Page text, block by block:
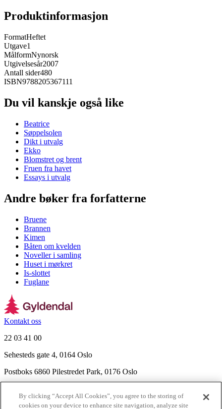
Produktinformasjon
FormatHeftet
Utgave1
MålformNynorsk
Utgivelsesår2007
Antall sider480
ISBN9788205367111
Du vil kanskje også like
Beatrice
Søppelsolen
Dikt i utvalg
Ekko
Blomstret og brent
Fruen fra havet
Essays i utvalg
Andre bøker fra forfatterne
Bruene
Brannen
Kimen
Båten om kvelden
Noveller i samling
Huset i mørkret
Is-slottet
Fuglane
Kontakt oss
22 03 41 00
Sehesteds gate 4, 0164 Oslo
Postboks 6860 Pilestredet Park, 0176 Oslo
Nyhetsbrev
By clicking “Accept All Cookies”, you agree to the storing of
cookies on your device to enhance site navigation, analyze site